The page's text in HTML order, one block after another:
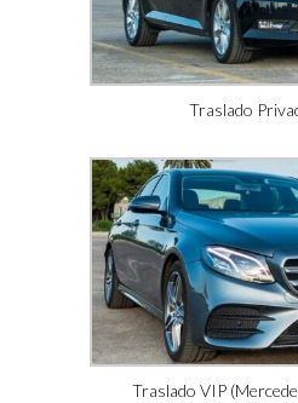
Traslado
Traslado VIP